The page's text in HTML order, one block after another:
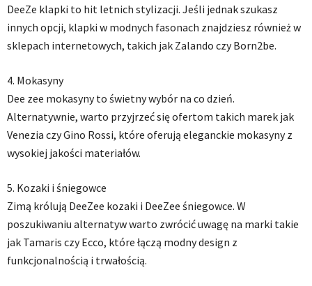
DeeZe klapki to hit letnich stylizacji. Jeśli jednak szukasz
innych opcji, klapki w modnych fasonach znajdziesz również w
sklepach internetowych, takich jak Zalando czy Born2be.
4. Mokasyny
Dee zee mokasyny to świetny wybór na co dzień.
Alternatywnie, warto przyjrzeć się ofertom takich marek jak
Venezia czy Gino Rossi, które oferują eleganckie mokasyny z
wysokiej jakości materiałów.
5. Kozaki i śniegowce
Zimą królują DeeZee kozaki i DeeZee śniegowce. W
poszukiwaniu alternatyw warto zwrócić uwagę na marki takie
jak Tamaris czy Ecco, które łączą modny design z
funkcjonalnością i trwałością.